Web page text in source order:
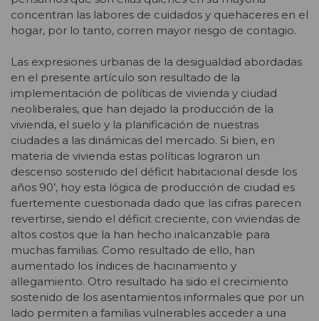
concentran las labores de cuidados y quehaceres en el
hogar, por lo tanto, corren mayor riesgo de contagio.
Las expresiones urbanas de la desigualdad abordadas
en el presente artículo son resultado de la
implementación de políticas de vivienda y ciudad
neoliberales, que han dejado la producción de la
vivienda, el suelo y la planificación de nuestras
ciudades a las dinámicas del mercado. Si bien, en
materia de vivienda estas políticas lograron un
descenso sostenido del déficit habitacional desde los
años 90’, hoy esta lógica de producción de ciudad es
fuertemente cuestionada dado que las cifras parecen
revertirse, siendo el déficit creciente, con viviendas de
altos costos que la han hecho inalcanzable para
muchas familias. Como resultado de ello, han
aumentado los índices de hacinamiento y
allegamiento. Otro resultado ha sido el crecimiento
sostenido de los asentamientos informales que por un
lado permiten a familias vulnerables acceder a una